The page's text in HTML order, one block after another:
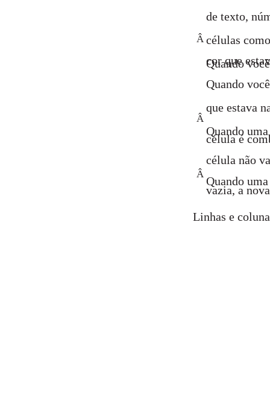
de texto,
células
Quando
Â
cor que
Quando
que estava
Quando
Â
célula é
célula não
Quando
Â
vazia, a
Linhas e